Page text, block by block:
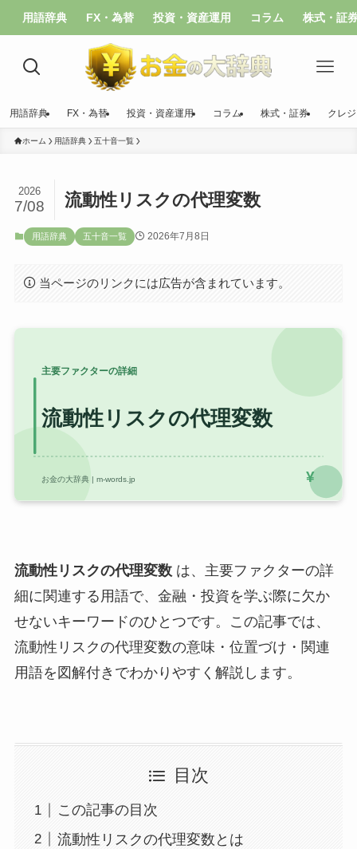
用語辞典 FX・為替 投資・資産運用 コラム 株式・証
用語辞典 FX・為替 投資・資産運用 コラム 株式・証券 クレ
ホーム 用語辞典 五十音一覧
流動性リスクの代理変数
2026
7/08
用語辞典 五十音一覧 2026年7月8日
当ページのリンクには広告が含まれています。
流動性リスクの代理変数は、主要ファクターの詳
細に関連する用語で、金融・投資を学ぶ際に欠か
せないキーワードのひとつです。この記事では、
流動性リスクの代理変数の意味・位置づけ・関連
用語を図解付きでわかりやすく解説します。
目次
この記事の目次
流動性リスクの代理変数とは